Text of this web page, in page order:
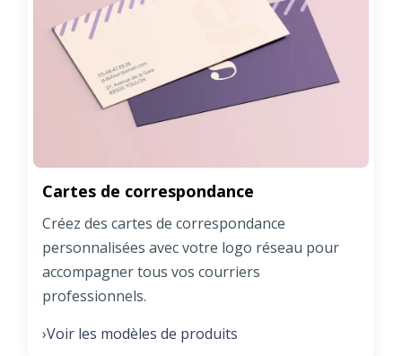
Cartes de correspondance
Créez des cartes de correspondance
personnalisées avec votre logo réseau pour
accompagner tous vos courriers
professionnels.
›Voir les modèles de produits